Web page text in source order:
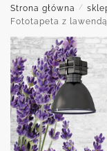
Strona główna /
Fototapeta z